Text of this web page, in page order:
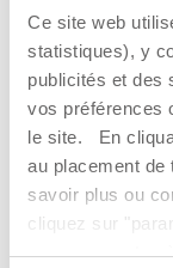
Ce site web
statistiques), y
publicités et des
vos préférences
le site. En
au placement
savoir plus ou
cliquez sur
vous consentez